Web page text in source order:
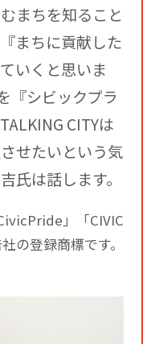
まちを知ること
まちに貢献した
いくと思いま
『シビックプラ
CITYは
せたいという気
氏は話します。
」「CIVIC
の登録商標です。